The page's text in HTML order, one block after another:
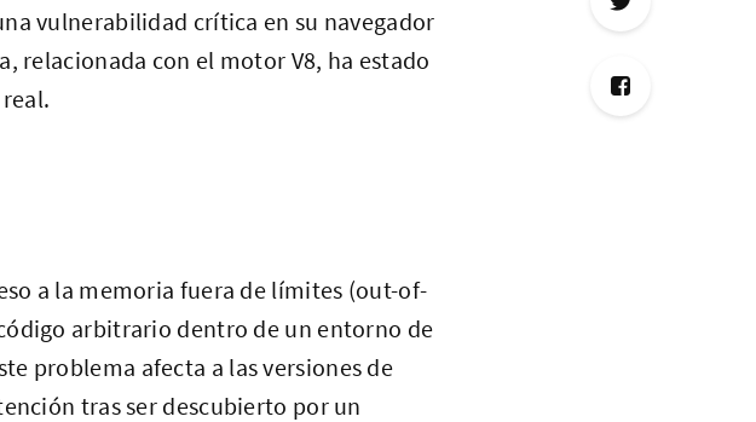
vulnerabilidad crítica en su navegador
relacionada con el motor V8, ha estado
a la memoria fuera de límites (out-of-
arbitrario dentro de un entorno de
problema afecta a las versiones de
tras ser descubierto por un